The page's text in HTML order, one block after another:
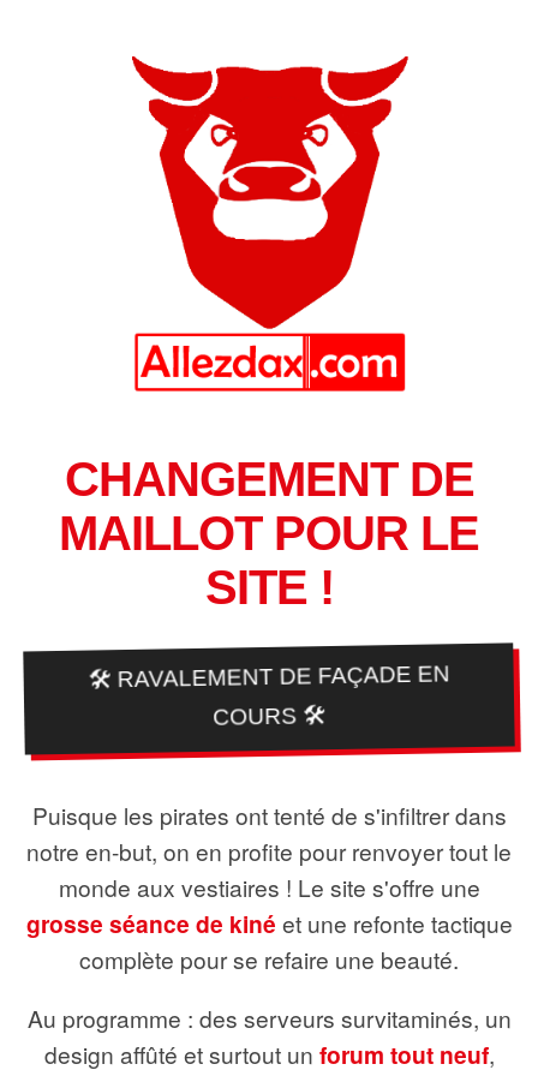
CHANGEMENT DE
MAILLOT POUR LE
SITE !
🛠️ RAVALEMENT DE FAÇADE EN
COURS 🛠️
Puisque les pirates ont tenté de s'infiltrer dans
notre en-but, on en profite pour renvoyer tout le
monde aux vestiaires ! Le site s'offre une
grosse séance de kiné et une refonte tactique
complète pour se refaire une beauté.
Au programme : des serveurs survitaminés, un
design affûté et surtout un forum tout neuf,